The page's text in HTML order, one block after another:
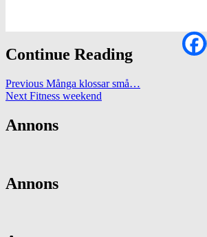
Continue Reading
Previous Många klossar små…
Next Fitness weekend
Annons
Annons